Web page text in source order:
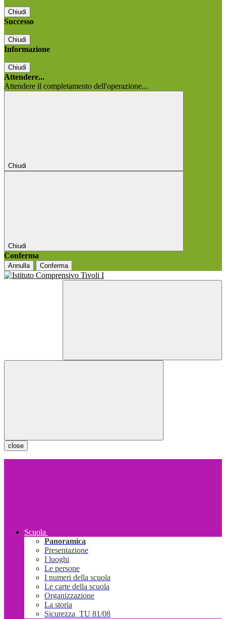
Chiudi
Successo
Chiudi
Informazione
Chiudi
Attendere...
Attendere il completamento dell'operazione...
Chiudi
Chiudi
Conferma
Annulla Conferma
close
Scuola
Panoramica
Presentazione
I luoghi
Le persone
I numeri della scuola
Le carte della scuola
Organizzazione
La storia
Sicurezza_TU 81/08